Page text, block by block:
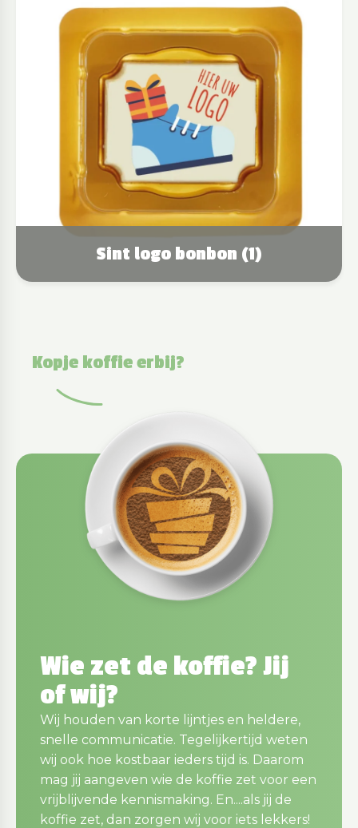
Sint logo bonbon (1)
Kopje koffie erbij?
Wie zet de koffie? Jij
of wij?
Wij houden van korte lijntjes en heldere,
snelle communicatie. Tegelijkertijd weten
wij ook hoe kostbaar ieders tijd is. Daarom
mag jij aangeven wie de koffie zet voor een
vrijblijvende kennismaking. En....als jij de
koffie zet, dan zorgen wij voor iets lekkers!